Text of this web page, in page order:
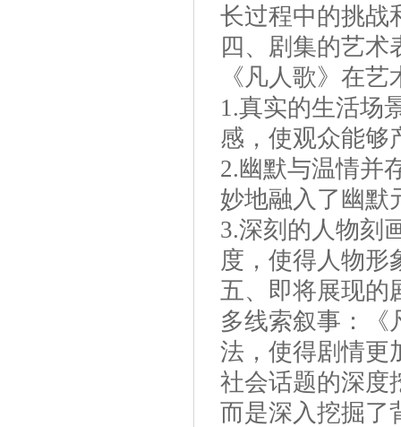
长过程中的挑战
四、剧集的艺术
《凡人歌》在
1.真实的生活场
感，使观众能够
2.幽默与温情并
妙地融入了幽默
3.深刻的人物刻
度，使得人物形
五、即将展现的
多线索叙事：《
法，使得剧情更
社会话题的深度
而是深入挖掘了